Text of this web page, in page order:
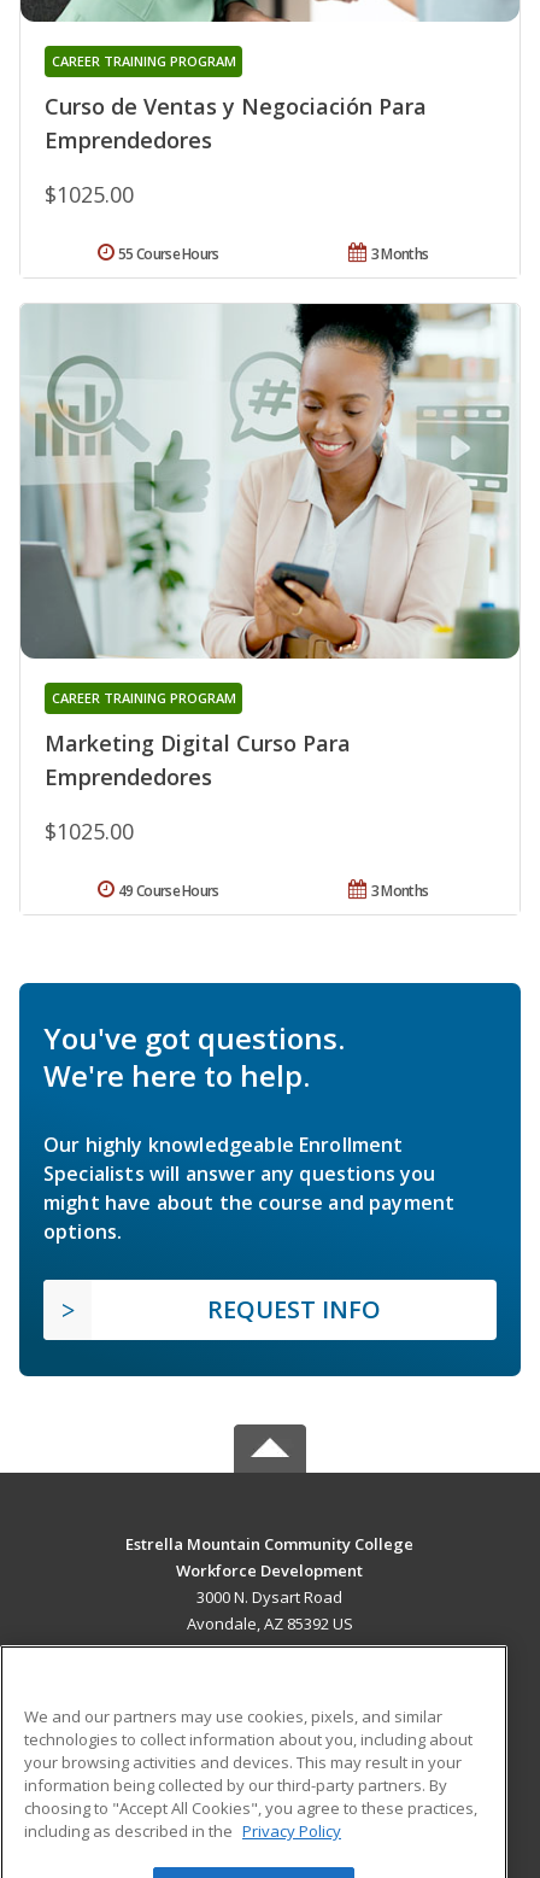
Curso de Ventas y Negociación Para
Emprendedores
CAREER TRAINING PROGRAM
$1025.00
3 Months
55 Course Hours
Marketing Digital Curso Para
Emprendedores
CAREER TRAINING PROGRAM
$1025.00
3 Months
49 Course Hours
You've got questions.
We're here to help.
Our highly knowledgeable Enrollment
Specialists will answer any questions you
might have about the course and payment
options.
REQUEST INFO
Estrella Mountain Community College
Workforce Development
3000 N. Dysart Road
Avondale, AZ 85392 US
ADDITIONAL RESOURCES
Military
Financial Assistance
Help
Student Blog
We and our partners may use cookies, pixels, and similar
technologies to collect information about you, including about
your browsing activities and devices. This may result in your
information being collected by our third-party partners. By
choosing to "Accept All Cookies", you agree to these practices,
including as described in the Privacy Policy